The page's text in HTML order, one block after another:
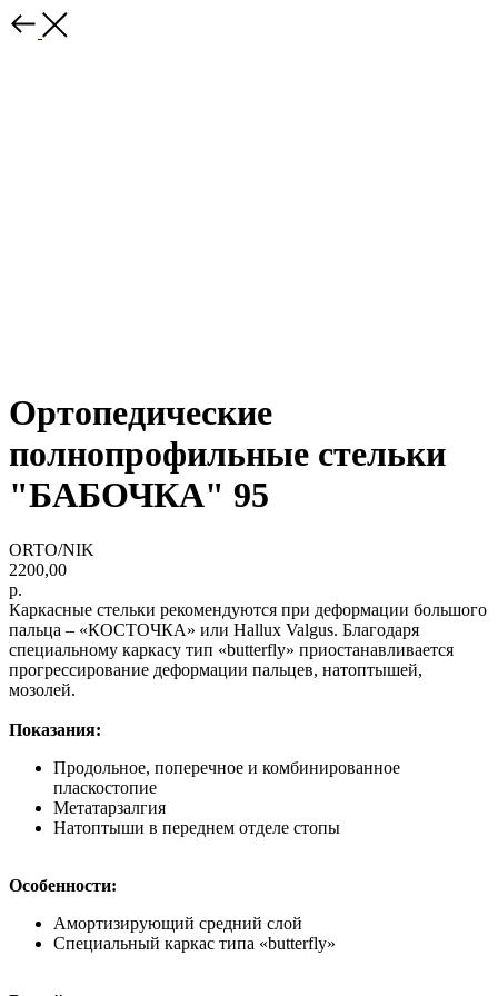
Ортопедические
полнопрофильные стельки
"БАБОЧКА" 95
ORTO/NIK
2200,00
р.
Каркасные стельки рекомендуются при деформации большого
пальца – «КОСТОЧКА» или Hallux Valgus. Благодаря
специальному каркасу тип «butterfly» приостанавливается
прогрессирование деформации пальцев, натоптышей,
мозолей.
Показания:
Продольное, поперечное и комбинированное
пласкостопие
Метатарзалгия
Натоптыши в переднем отделе стопы
Особенности:
Амортизирующий средний слой
Специальный каркас типа «butterfly»